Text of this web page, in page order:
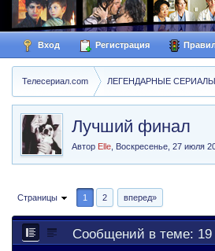
Вход Регистрация
Телесериал.com ЛЕГЕНДАРНЫЕ СЕРИАЛЫ
Лучший финал
Автор Elle Воскресенье, 27 июля
Страницы 1 2 вперед»
Сообщений в теме: 19